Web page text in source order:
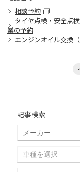
相談予約
タイヤ点検・安全点
業の予約
エンジンオイル交換
記事検索